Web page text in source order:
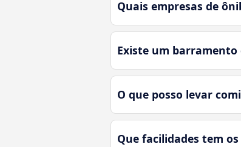
Quais empresas de
Existe um barramento
O que posso levar
Que facilidades tem